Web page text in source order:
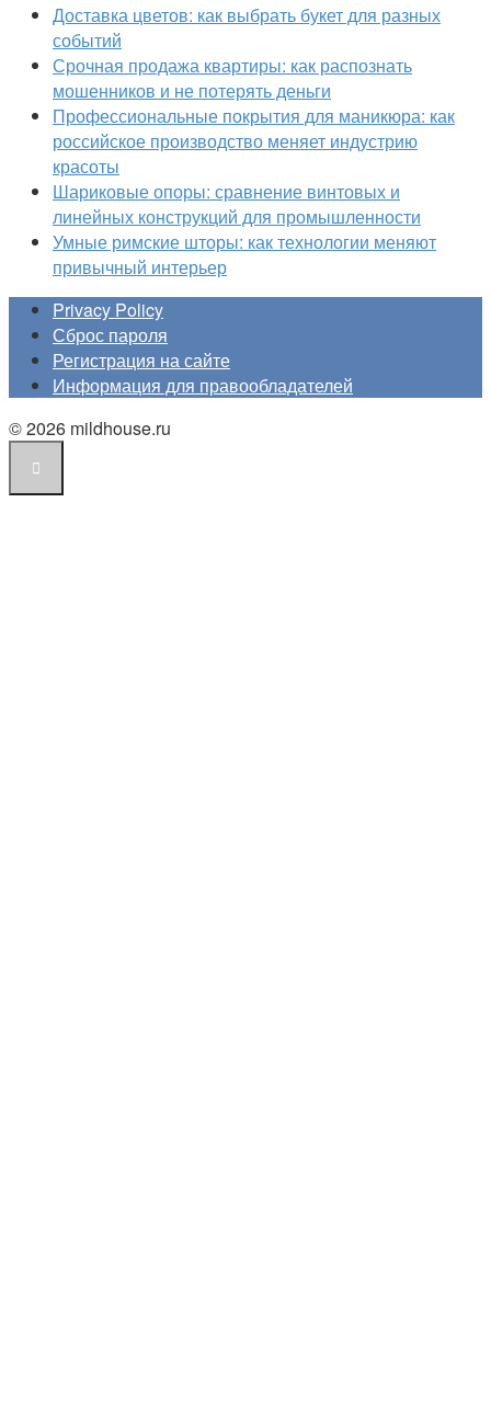
Доставка цветов: как выбрать букет для разных
событий
Срочная продажа квартиры: как распознать
мошенников и не потерять деньги
Профессиональные покрытия для маникюра: как
российское производство меняет индустрию
красоты
Шариковые опоры: сравнение винтовых и
линейных конструкций для промышленности
Умные римские шторы: как технологии меняют
привычный интерьер
Privacy Policy
Сброс пароля
Регистрация на сайте
Информация для правообладателей
© 2026 mildhouse.ru